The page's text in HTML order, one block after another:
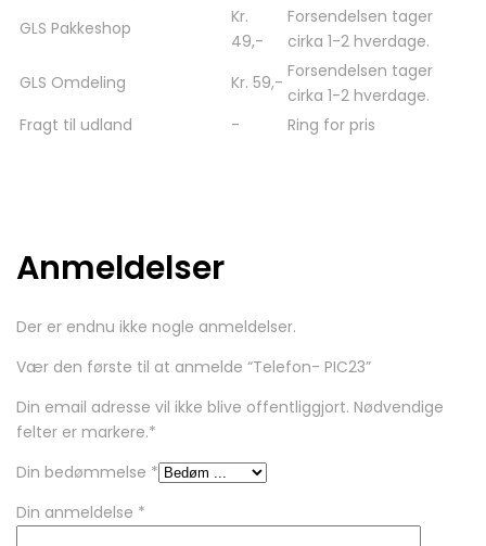
GLS Pakkeshop
Kr.
49,-
Forsendelsen tager
cirka 1-2 hverdage.
GLS Omdeling
Kr. 59,-
Forsendelsen tager
cirka 1-2 hverdage.
Fragt til udland
- Ring for pris
Anmeldelser
Der er endnu ikke nogle anmeldelser.
Vær den første til at anmelde “Telefon- PIC23”
Din email adresse vil ikke blive offentliggjort. Nødvendige
felter er markere.*
Din bedømmelse *
Din anmeldelse *